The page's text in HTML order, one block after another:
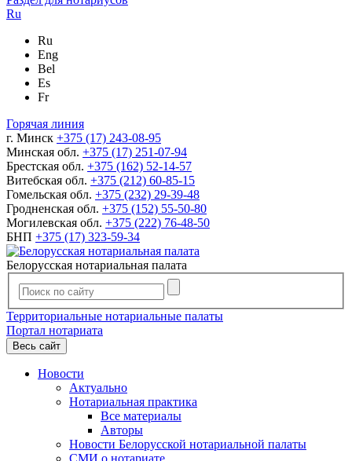
Ru
Ru
Eng
Bel
Es
Fr
Горячая линия
г. Минск +375 (17) 243-08-95
Минская обл. +375 (17) 251-07-94
Брестская обл. +375 (162) 52-14-57
Витебская обл. +375 (212) 60-85-15
Гомельская обл. +375 (232) 29-39-48
Гродненская обл. +375 (152) 55-50-80
Могилевская обл. +375 (222) 76-48-50
БНП +375 (17) 323-59-34
Белорусская нотариальная палата
Территориальные нотариальные палаты
Портал нотариата
Весь сайт
Новости
Актуально
Нотариальная практика
Все материалы
Авторы
Новости Белорусской нотариальной палаты
СМИ о нотариате